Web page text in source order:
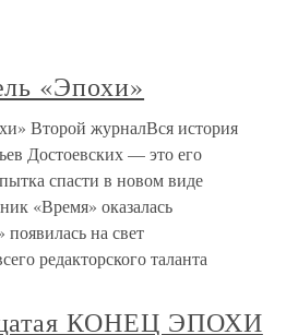
«Эпохи»
Второй журналВся история
Достоевских — это его
спасти в новом виде
«Время» оказалась
на свет
редакторского таланта
КОНЕЦ ЭПОХИ